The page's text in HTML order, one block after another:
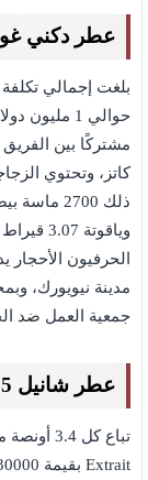
عطر دكني
حوالي 1
مدينة نيويورك،
جمعية العمل ضد
عطر شانيل 5 ليميتد إيدشن غراند إكسترايت